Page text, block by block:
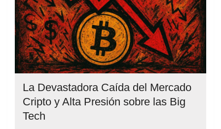
La Devastadora Caída del Mercado
Cripto y Alta Presión sobre las Big
Tech